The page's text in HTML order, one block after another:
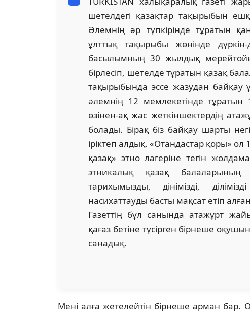
шетелдегі қазақтар тақырыбын
Әлемнің әр түпкірінде тұратын
ұлттық тақырыбы жөнінде
басылымның 30 жылдық
бірлесіп, шетелде тұратын қазақ
тақырыбында эссе жазудан байқау
әлемнің 12 мемлекетінде
өзінен-ақ жас жеткіншектердің
болады. Бірақ біз байқау шарты
іріктеп алдық. «Отандастар қоры»
қазақ» этно лагеріне тегін
этникалық қазақ
тарихымызды, дінімізді,
насихаттауды басты мақсат етіп
Газеттің бұл санында атажұрт
қағаз бетіне түсірген бірнеше
санадық.
Мені алға жетелейтін бірнеше арман бар.